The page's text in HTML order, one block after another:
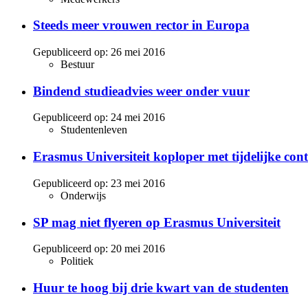
Steeds meer vrouwen rector in Europa
Gepubliceerd op: 26 mei 2016
Bestuur
Bindend studieadvies weer onder vuur
Gepubliceerd op: 24 mei 2016
Studentenleven
Erasmus Universiteit koploper met tijdelijke
Gepubliceerd op: 23 mei 2016
Onderwijs
SP mag niet flyeren op Erasmus Universiteit
Gepubliceerd op: 20 mei 2016
Politiek
Huur te hoog bij drie kwart van de studenten